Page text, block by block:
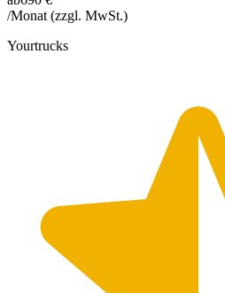
/Monat (zzgl. MwSt.)
Yourtrucks